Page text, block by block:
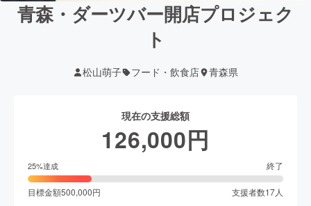
青森・ダーツバー開店プロジェク
ト
松山萌子 フード・飲食店 青森県
現在の支援総額
126,000円
25%達成 終了
目標金額500,000円 支援者数17人